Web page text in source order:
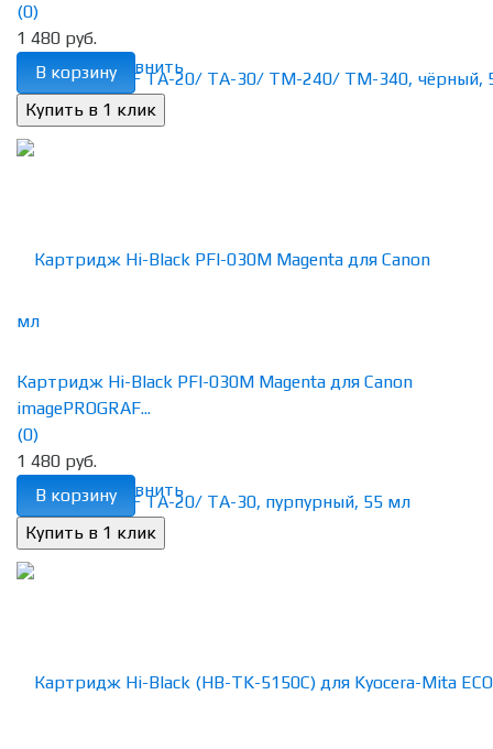
избранное сравнить
(0)
1 480 руб.
В корзину
избранное сравнить
Картридж Hi-Black PFI-030M Magenta для Canon
imagePROGRAF...
(0)
1 480 руб.
В корзину